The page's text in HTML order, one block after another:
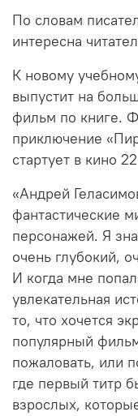
По словам
интересна
К новому
выпустит на
фильм по книге.
приключение
стартует в кино
«Андрей
фантастические
персонажей. Я
очень глубокий,
И когда мне
увлекательная
то, что хочется
популярный
пожаловать, или
где первый титр
взрослых,